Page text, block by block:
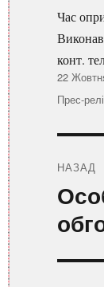
Час
конт.
22
Категорії
Прес-
НАЗАД
запис: